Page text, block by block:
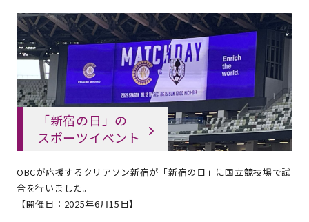
「新宿の日」の
スポーツイベント
OBCが応援するクリアソン新宿が「新宿の日」に国立競技場で試
合を行いました。
【開催日：2025年6月15日】